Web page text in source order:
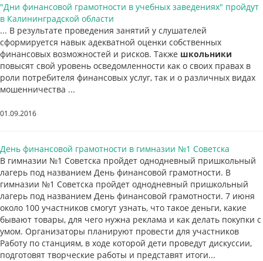
"Дни финансовой грамотности в учебных заведениях" пройдут
в Калининградской области
... В результате проведения занятий у слушателей
сформируется навык адекватной оценки собственных
финансовых возможностей и рисков. Также школьники
повысят свой уровень осведомленности как о своих правах в
роли потребителя финансовых услуг, так и о различных видах
мошенничества ...
01.09.2016
День финансовой грамотности в гимназии №1 Советска
В гимназии №1 Советска пройдет однодневный пришкольный
лагерь под названием День финансовой грамотности. В
гимназии №1 Советска пройдет однодневный пришкольный
лагерь под названием День финансовой грамотности. 7 июня
около 100 участников смогут узнать, что такое деньги, какие
бывают товары, для чего нужна реклама и как делать покупки с
умом. Организаторы планируют провести для участников
Работу по станциям, в ходе которой дети проведут дискуссии,
подготовят творческие работы и представят итоги...